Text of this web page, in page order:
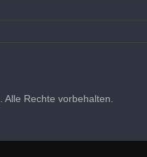
. Alle Rechte vorbehalten.